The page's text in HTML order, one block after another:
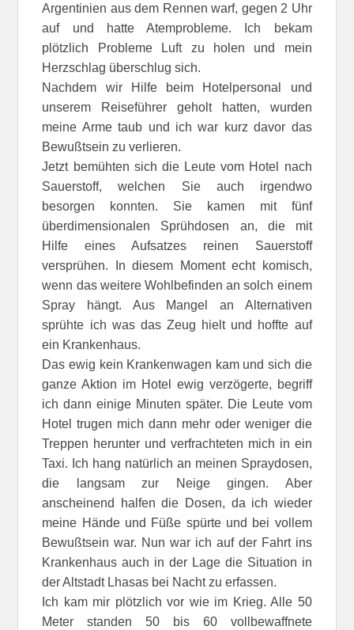
Argentinien aus dem Rennen warf, gegen 2 Uhr
auf und hatte Atemprobleme. Ich bekam
plötzlich Probleme Luft zu holen und mein
Herzschlag überschlug sich.
Nachdem wir Hilfe beim Hotelpersonal und
unserem Reiseführer geholt hatten, wurden
meine Arme taub und ich war kurz davor das
Bewußtsein zu verlieren.
Jetzt bemühten sich die Leute vom Hotel nach
Sauerstoff, welchen Sie auch irgendwo
besorgen konnten. Sie kamen mit fünf
überdimensionalen Sprühdosen an, die mit
Hilfe eines Aufsatzes reinen Sauerstoff
versprühen. In diesem Moment echt komisch,
wenn das weitere Wohlbefinden an solch einem
Spray hängt. Aus Mangel an Alternativen
sprühte ich was das Zeug hielt und hoffte auf
ein Krankenhaus.
Das ewig kein Krankenwagen kam und sich die
ganze Aktion im Hotel ewig verzögerte, begriff
ich dann einige Minuten später. Die Leute vom
Hotel trugen mich dann mehr oder weniger die
Treppen herunter und verfrachteten mich in ein
Taxi. Ich hang natürlich an meinen Spraydosen,
die langsam zur Neige gingen. Aber
anscheinend halfen die Dosen, da ich wieder
meine Hände und Füße spürte und bei vollem
Bewußtsein war. Nun war ich auf der Fahrt ins
Krankenhaus auch in der Lage die Situation in
der Altstadt Lhasas bei Nacht zu erfassen.
Ich kam mir plötzlich vor wie im Krieg. Alle 50
Meter standen 50 bis 60 vollbewaffnete